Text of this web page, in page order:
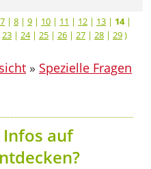
7 | 8 | 9 | 10 | 11 | 12 | 13 | 14|
23 | 24| 25 | 26 | 27 | 28 | 29)
» Spezielle Fragen
auf